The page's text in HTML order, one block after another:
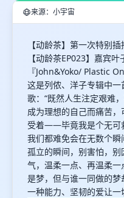
来源：小宇宙
【动龄茶】第一次特别
【动龄茶EP023】嘉宾
『John&Yoko/ Plastic
这是列侬、洋子专辑中
歌：“既然人生注定艰难
成为理想的自己而痛苦
受着——毕竟我是个无可
我们都难免会在无数个
孤立的瞬间，别害怕，
气，温柔一点、再温柔
是梦，但与谁一同做的
一种能力、坚韧的爱让一